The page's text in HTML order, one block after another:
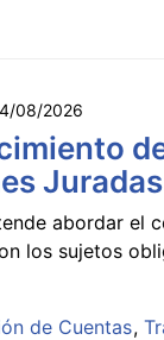
08/2026
abordar el
los sujetos
de Cuentas